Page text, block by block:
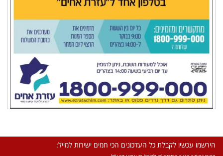
הירשמו עכשיו לקבלת כל העדכונים הכי חמים ישירות למייל: